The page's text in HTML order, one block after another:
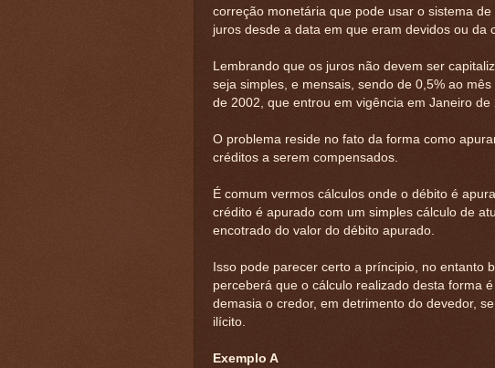
correção monetária que pode usar o sistema
juros desde a data em que eram devidos ou da
Lembrando que os juros não devem ser
seja simples, e mensais, sendo de 0,5% ao
de 2002, que entrou em vigência em Janeiro
O problema reside no fato da forma como
créditos a serem compensados.
É comum vermos cálculos onde o débito é
crédito é apurado com um simples cálculo de
encotrado do valor do débito apurado.
Isso pode parecer certo a príncipio, no entanto
perceberá que o cálculo realizado desta forma
demasia o credor, em detrimento do devedor,
ilícito.
Exemplo A